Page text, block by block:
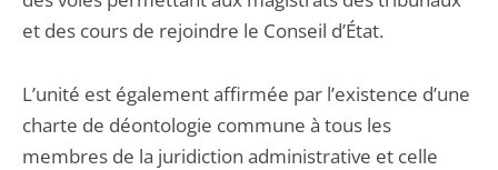
et des cours de rejoindre le Conseil d’État.
L’unité est également affirmée par l’existence d’une
charte de déontologie commune à tous les
membres de la juridiction administrative et celle